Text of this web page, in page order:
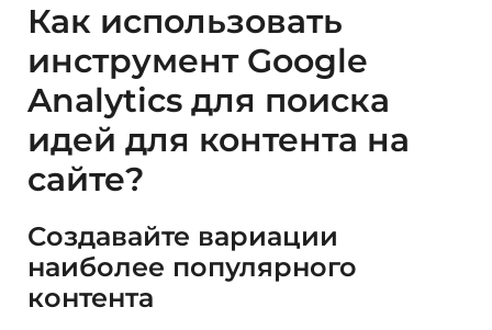
Как использовать
инструмент Google
Analytics для поиска
идей для контента на
сайте?
Создавайте вариации
наиболее популярного
контента